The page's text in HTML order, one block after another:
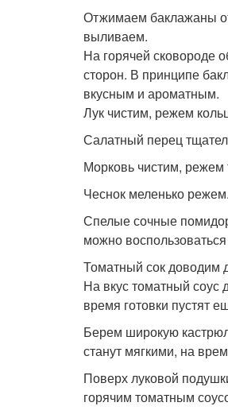
Отжимаем баклажаны
выливаем.
На горячей сковороде
сторон. В принципе
вкусным и ароматным.
Лук чистим, режем
Салатный перец
Морковь чистим, режем
Чеснок меленько режем.
Спелые сочные
можно
Томатный сок доводим
На вкус томатный
время готовки пустят
Берем широкую
станут мягкими, на
Поверх луковой
горячим томатным